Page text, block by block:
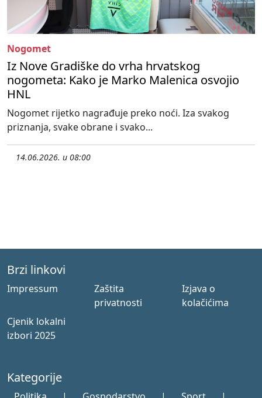
Nogomet
Iz Nove Gradiške do vrha hrvatskog
nogometa: Kako je Marko Malenica osvojio
HNL
Nogomet rijetko nagrađuje preko noći. Iza svakog
priznanja, svake obrane i svako...
14.06.2026. u 08:00
Brzi linkovi
Impressum
Zaštita
privatnosti
Izjava o
kolačićima
Cjenik lokalni
izbori 2025
Kategorije